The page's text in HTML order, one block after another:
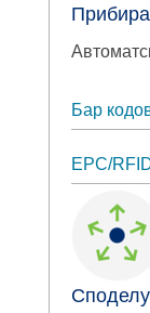
Бар
EPC/